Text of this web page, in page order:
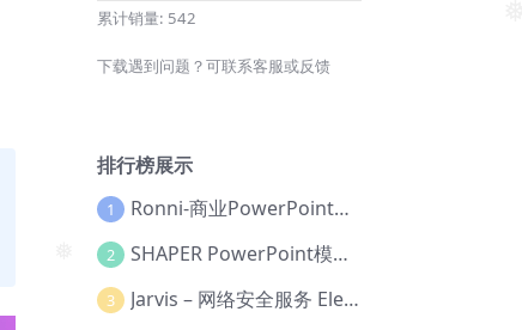
累计销量: 542
下载遇到问题？可联系客服或反馈
排行榜展示
1 Ronni-商业PowerPoint模板【Dc-0077】
2 SHAPER PowerPoint模板【Dc-0184】
3 Jarvis – 网络安全服务 Elementor 模板套件【Aa-0035】